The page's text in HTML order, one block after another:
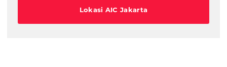
Lokasi AIC Jakarta